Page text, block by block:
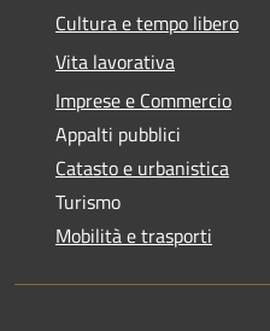
Cultura e tempo libero
Vita lavorativa
Imprese e Commercio
Appalti pubblici
Catasto e urbanistica
Turismo
Mobilità e trasporti